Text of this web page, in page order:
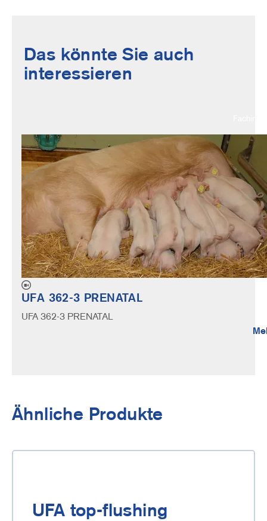
Das könnte Sie auch
interessieren
Image
UFA 362-3 PRENATAL
UFA 362-3 PRENATAL
Ähnliche Produkte
UFA top-flushing